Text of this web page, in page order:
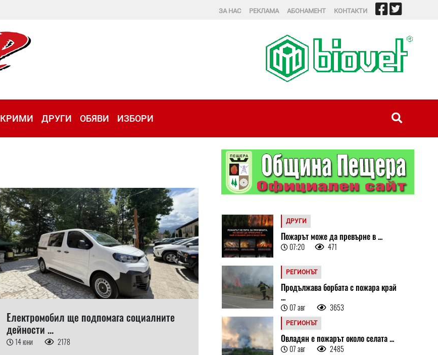
ЗА НАС РЕКЛАМА АБОНАМЕНТ КОНТАКТИ
КРИМИ ДРУГИ ОБЯВИ ИЗБОРИ
Електромобил ще подпомага социалните
дейности ...
14 юни 2178
ДРУГИ
Пожарът може да превърне в ...
07:20 471
РЕГИОНЪТ
Продължава борбата с пожара край
...
07 авг 3653
РЕГИОНЪТ
Овладян е пожарът около селата ...
07 авг 2485